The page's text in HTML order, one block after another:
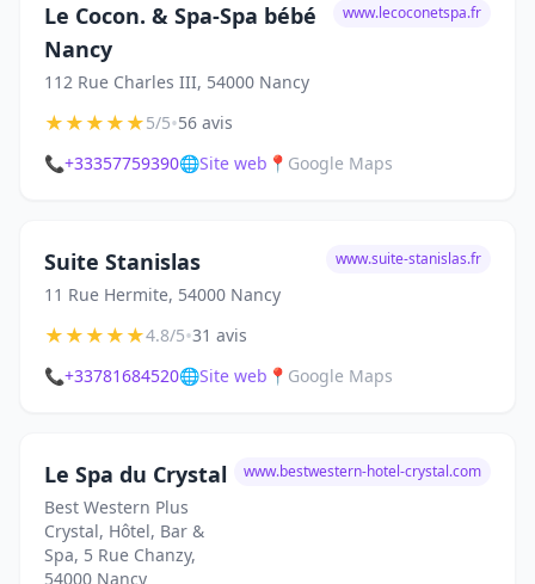
Le Cocon. & Spa-Spa bébé
Nancy
112 Rue Charles III, 54000 Nancy
www.lecoconetspa.fr
★★★★★5/5•56 avis
📞+33357759390🌐Site web 📍 Google Maps
Suite Stanislas
11 Rue Hermite, 54000 Nancy
www.suite-stanislas.fr
★★★★★4.8/5•31 avis
📞+33781684520🌐Site web 📍 Google Maps
Le Spa du Crystal
Best Western Plus
Crystal, Hôtel, Bar &
Spa, 5 Rue Chanzy,
54000 Nancy
www.bestwestern-hotel-crystal.com